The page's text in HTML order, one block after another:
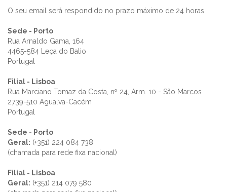
O seu email será respondido no prazo máximo de 24 horas
Sede - Porto
Rua Arnaldo Gama, 164
4465-584 Leça do Balio
Portugal
Filial - Lisboa
Rua Marciano Tomaz da Costa, nº 24, Arm. 10 - São Marcos
2739-510 Agualva-Cacém
Portugal
Sede - Porto
Geral: (+351) 224 084 738
(chamada para rede fixa nacional)
Filial - Lisboa
Geral: (+351) 214 079 580